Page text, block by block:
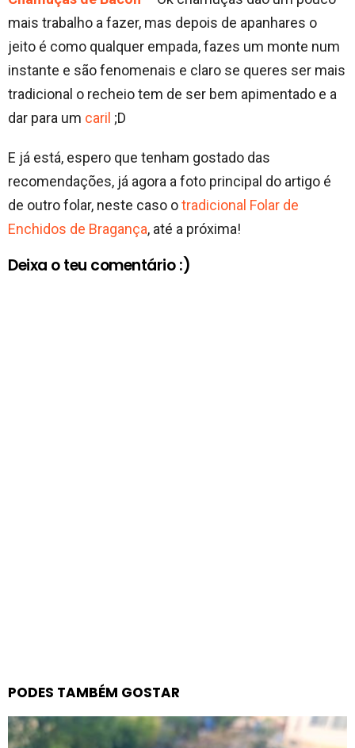
mais trabalho a fazer, mas depois de apanhares o
jeito é como qualquer empada, fazes um monte num
instante e são fenomenais e claro se queres ser mais
tradicional o recheio tem de ser bem apimentado e a
dar para um caril ;D
E já está, espero que tenham gostado das
recomendações, já agora a foto principal do artigo é
de outro folar, neste caso otradicional Folar de
Enchidos de Bragança, até a próxima!
Deixa o teu comentário :)
PODES TAMBÉM GOSTAR